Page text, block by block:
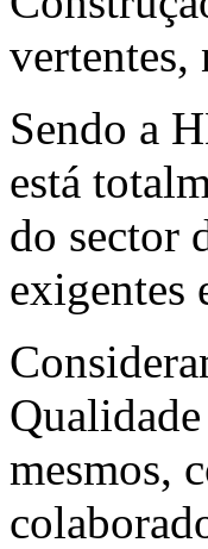
vertentes,
Sendo a
está
do sector
exigentes
mesmos,